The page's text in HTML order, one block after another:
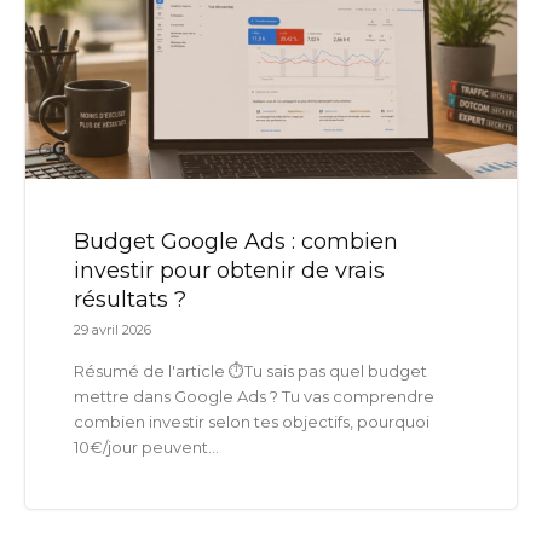
Budget Google Ads : combien
investir pour obtenir de vrais
résultats ?
29 avril 2026
Résumé de l'article ⏱️Tu sais pas quel budget
mettre dans Google Ads ? Tu vas comprendre
combien investir selon tes objectifs, pourquoi
10€/jour peuvent...